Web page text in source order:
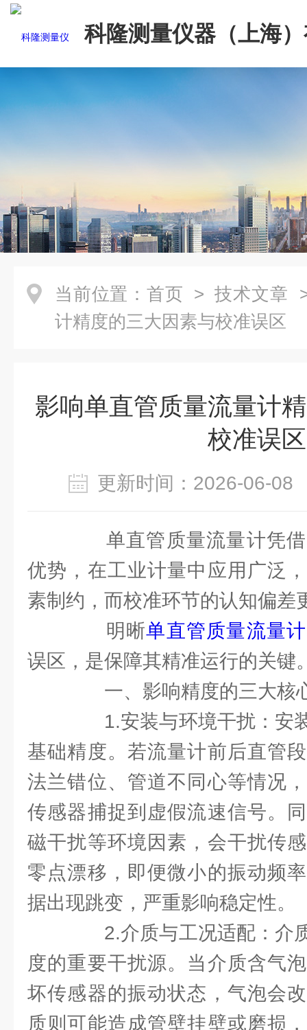
科隆测量仪器（上海
司
当前位置： 首页 > 技术文章
计精度的三大因素与校准误区
影响单直管质量流量计
校准误区
更新时间：2026-06-
单直管质量流量计凭借
优势，在工业计量中应用广泛
素制约，而校准环节的认知偏差
明晰单直管质量流量计
误区，是保障其精准运行的关键
一、影响精度的三大核
1.安装与环境干扰：安
基础精度。若流量计前后直管
法兰错位、管道不同心等情况
传感器捕捉到虚假流速信号。
磁干扰等环境因素，会干扰传
零点漂移，即便微小的振动频
据出现跳变，严重影响稳定性。
2.介质与工况适配：介
度的重要干扰源。当介质含气
坏传感器的振动状态，气泡会
质则可能造成管壁挂壁或磨损